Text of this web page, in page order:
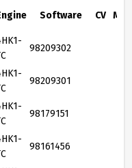
Software CV MY
98209302
98209301
98179151
98161456